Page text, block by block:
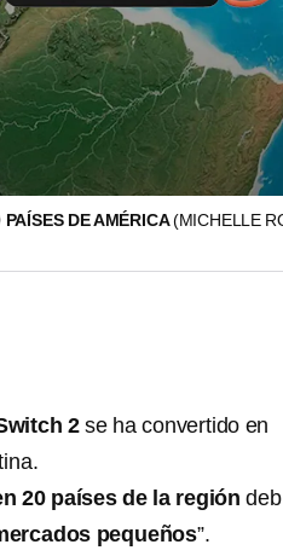
DE AMÉRICA(MICHELLE
2se ha convertido en
20 países de la región
pequeños”.